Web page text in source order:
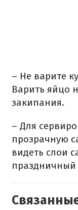
– Не варите
Варить яйцо
закипания.
– Для
прозрачную
видеть слои
праздничный